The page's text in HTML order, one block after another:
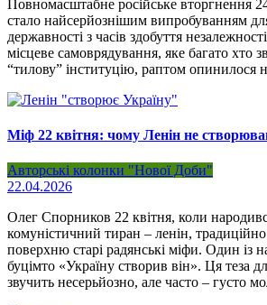
Повномасштабне російське вторгнення
стало найсерйознішим випробуванням
державності з часів здобуття
місцеве самоврядування, яке багато хто
“тилову” інституцію, раптом опинилося
Міф 22 квітня: чому Ленін не
Авторські колонки "Нової Доби"
22.04.2026
Олег Спорников 22 квітня, коли
комуністичний тиран – ленін,
поверхню старі радянські міфи. Один
буцімто «Україну створив він». Ця теза
звучить несерьйозно, але часто – густо